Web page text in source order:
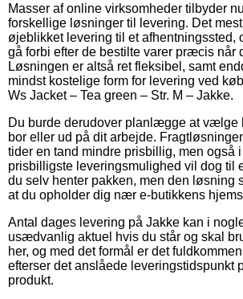
Masser af online virksomheder tilbyder
forskellige løsninger til levering. Det
øjeblikket levering til et afhentningssted,
gå forbi efter de bestilte varer præcis når
Løsningen er altså ret fleksibel, samt
mindst kostelige form for levering ved
Ws Jacket – Tea green – Str. M – Jakke.
Du burde derudover planlægge at vælge
bor eller ud på dit arbejde.
tider en tand mindre prisbillig, men også
prisbilligste leveringsmulighed vil dog til
du selv henter pakken, men den løsning
at du opholder dig nær e-butikkens
Antal dages levering på Jakke kan i
usædvanlig aktuel hvis du står og skal
her, og med det formål er det
efterser det anslåede leveringstidspunkt
produkt.